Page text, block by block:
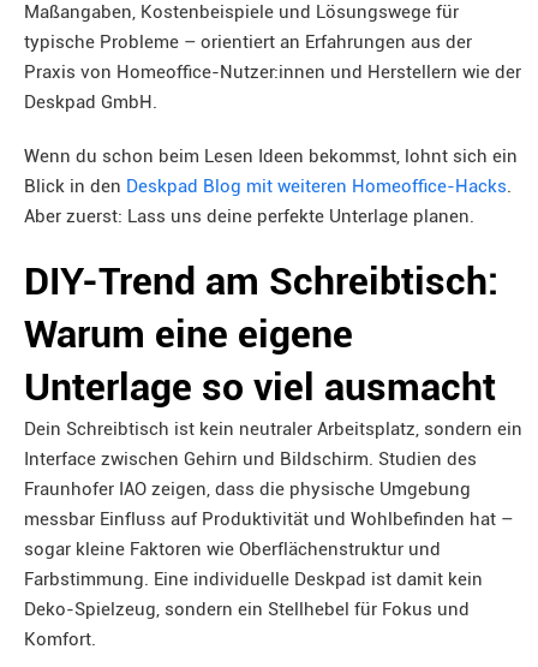
Maßangaben, Kostenbeispiele und Lösungswege für
typische Probleme – orientiert an Erfahrungen aus der
Praxis von Homeoffice-Nutzer:innen und Herstellern wie der
Deskpad GmbH.
Wenn du schon beim Lesen Ideen bekommst, lohnt sich ein
Blick in den Deskpad Blog mit weiteren Homeoffice-Hacks.
Aber zuerst: Lass uns deine perfekte Unterlage planen.
DIY-Trend am Schreibtisch:
Warum eine eigene
Unterlage so viel ausmacht
Dein Schreibtisch ist kein neutraler Arbeitsplatz, sondern ein
Interface zwischen Gehirn und Bildschirm. Studien des
Fraunhofer IAO zeigen, dass die physische Umgebung
messbar Einfluss auf Produktivität und Wohlbefinden hat –
sogar kleine Faktoren wie Oberflächenstruktur und
Farbstimmung. Eine individuelle Deskpad ist damit kein
Deko-Spielzeug, sondern ein Stellhebel für Fokus und
Komfort.